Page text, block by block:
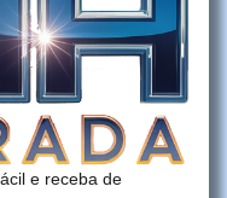
e receba de